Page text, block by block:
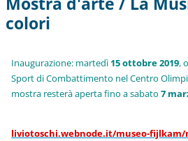
colori
Inaugurazione: martedì 15 ottobre 2019,
Sport di Combattimento nel Centro
mostra resterà aperta fino a sabato7
liviotoschi.webnode.it/museo-